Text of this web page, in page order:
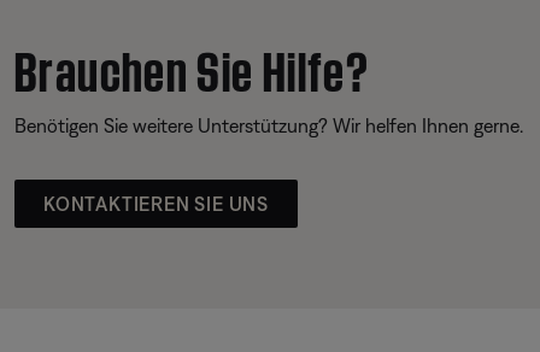
Brauchen Sie Hilfe?
Benötigen Sie weitere Unterstützung? Wir helfen Ihnen gerne.
KONTAKTIEREN SIE UNS